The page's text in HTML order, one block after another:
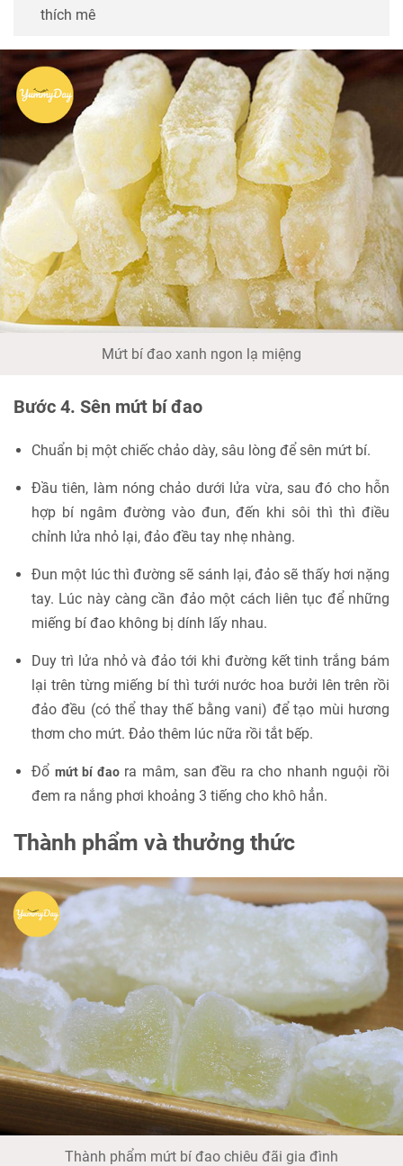
thích mê
Mứt bí đao xanh ngon lạ miệng
Bước 4. Sên mứt bí đao
Chuẩn bị một chiếc chảo dày, sâu lòng để sên mứt bí.
Đầu tiên, làm nóng chảo dưới lửa vừa, sau đó cho hỗn
hợp bí ngâm đường vào đun, đến khi sôi thì thì điều
chỉnh lửa nhỏ lại, đảo đều tay nhẹ nhàng.
Đun một lúc thì đường sẽ sánh lại, đảo sẽ thấy hơi nặng
tay. Lúc này càng cần đảo một cách liên tục để những
miếng bí đao không bị dính lấy nhau.
Duy trì lửa nhỏ và đảo tới khi đường kết tinh trắng bám
lại trên từng miếng bí thì tưới nước hoa bưởi lên trên rồi
đảo đều (có thể thay thế bằng vani) để tạo mùi hương
thơm cho mứt. Đảo thêm lúc nữa rồi tắt bếp.
Đổ mứt bí đaora mâm, san đều ra cho nhanh nguội rồi
đem ra nắng phơi khoảng 3 tiếng cho khô hẳn.
Thành phẩm và thưởng thức
Thành phẩm mứt bí đao chiêu đãi gia đình